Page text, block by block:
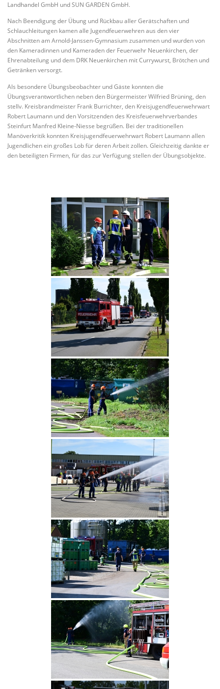
Landhandel GmbH und SUN GARDEN GmbH.
Nach Beendigung der Übung und Rückbau aller Gerätschaften und
Schlauchleitungen kamen alle Jugendfeuerwehren aus den vier
Abschnitten am Arnold-Janssen-Gymnasium zusammen und wurden von
den Kameradinnen und Kameraden der Feuerwehr Neuenkirchen, der
Ehrenabteilung und dem DRK Neuenkirchen mit Currywurst, Brötchen und
Getränken versorgt.
Als besondere Übungsbeobachter und Gäste konnten die
Übungsverantwortlichen neben den Bürgermeister Wilfried Brüning, den
stellv. Kreisbrandmeister Frank Burrichter, den Kreisjugendfeuerwehrwart
Robert Laumann und den Vorsitzenden des Kreisfeuerwehrverbandes
Steinfurt Manfred Kleine-Niesse begrüßen. Bei der traditionellen
Manöverkritik konnten Kreisjugendfeuerwehrwart Robert Laumann allen
Jugendlichen ein großes Lob für deren Arbeit zollen. Gleichzeitig dankte er
den beteiligten Firmen, für das zur Verfügung stellen der Übungsobjekte.